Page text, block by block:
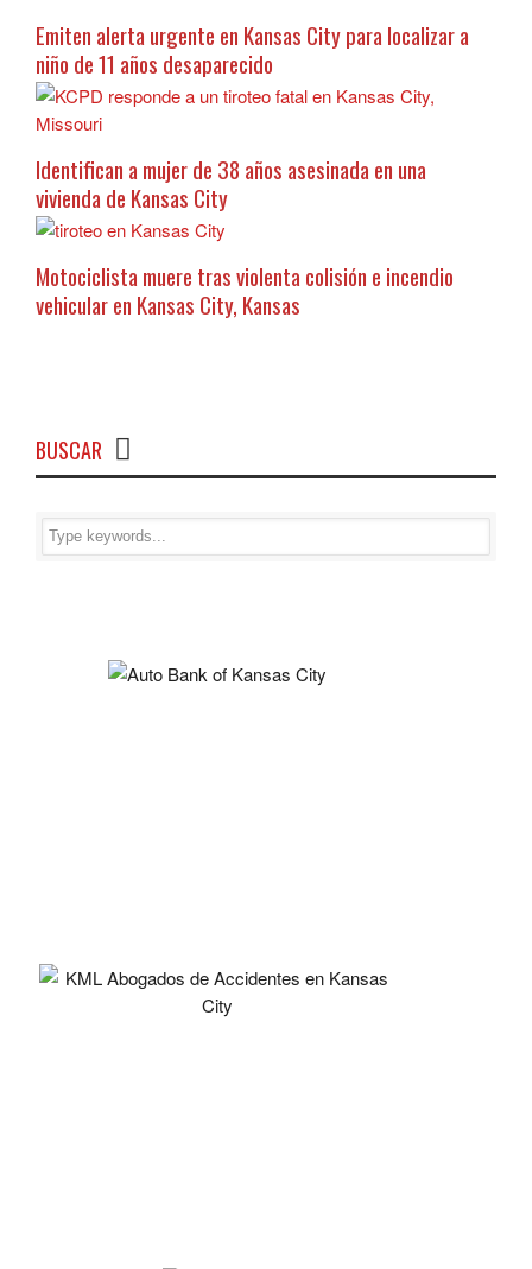
Emiten alerta urgente en Kansas City para localizar a
niño de 11 años desaparecido
Identifican a mujer de 38 años asesinada en una
vivienda de Kansas City
Motociclista muere tras violenta colisión e incendio
vehicular en Kansas City, Kansas
BUSCAR